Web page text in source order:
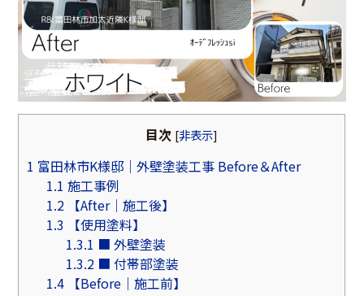
目次 [非表示]
1 富田林市K様邸｜外壁塗装工事 Before＆After
1.1 施工事例
1.2 【After｜施工後】
1.3 【使用塗料】
1.3.1 ■ 外壁塗装
1.3.2 ■ 付帯部塗装
1.4 【Before｜施工前】